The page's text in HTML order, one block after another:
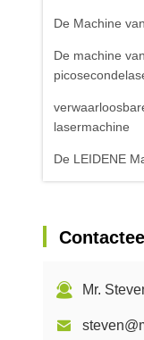
De Machine
De machine
lasermachine
De LEIDENE
Mr.